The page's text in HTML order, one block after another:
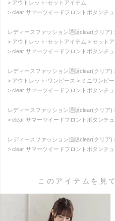
アウトレット-セットアイテム
clear サマーツイードフロントボタンチ
レディースファッション通販clear(クリア)
アウトレット-セットアイテム
セット
clear サマーツイードフロントボタンチ
レディースファッション通販clear(クリア)
アウトレット-ワンピース
ミニワンピー
clear サマーツイードフロントボタンチ
レディースファッション通販clear(クリア)
clear サマーツイードフロントボタンチ
レディースファッション通販clear(クリア)
clear サマーツイードフロントボタンチ
このアイテムを見